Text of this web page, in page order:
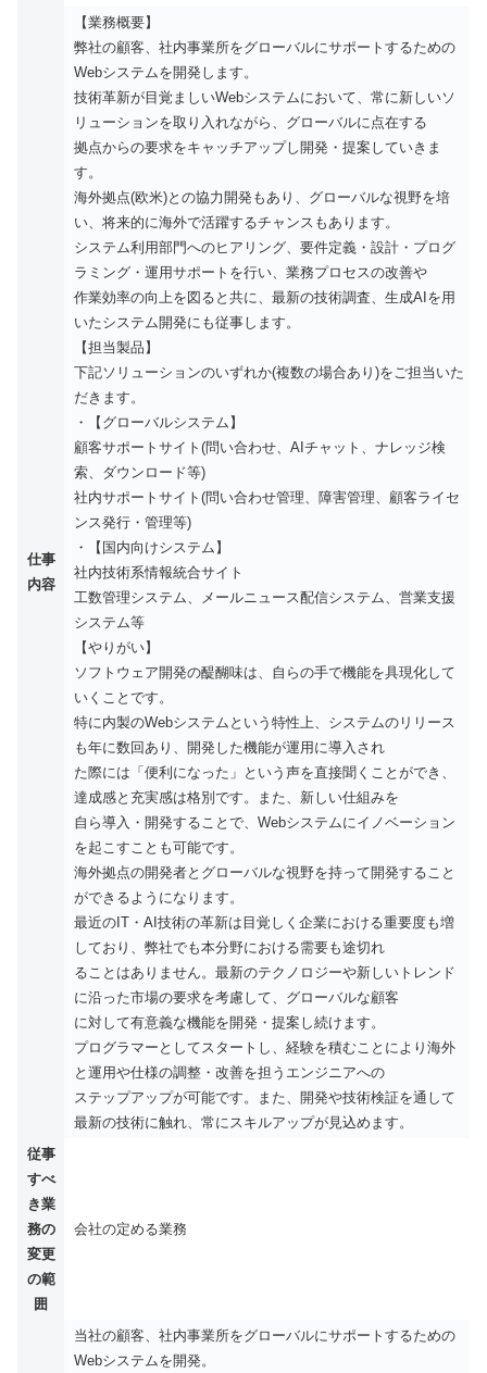
仕事
内容
【業務概要】
弊社の顧客、社内事業所をグローバルにサポートするための
Webシステムを開発します。
技術革新が目覚ましいWebシステムにおいて、常に新しいソ
リューションを取り入れながら、グローバルに点在する
拠点からの要求をキャッチアップし開発・提案していきま
す。
海外拠点(欧米)との協力開発もあり、グローバルな視野を培
い、将来的に海外で活躍するチャンスもあります。
システム利用部門へのヒアリング、要件定義・設計・プログ
ラミング・運用サポートを行い、業務プロセスの改善や
作業効率の向上を図ると共に、最新の技術調査、生成AIを用
いたシステム開発にも従事します。
【担当製品】
下記ソリューションのいずれか(複数の場合あり)をご担当いた
だきます。
・【グローバルシステム】
顧客サポートサイト(問い合わせ、AIチャット、ナレッジ検
索、ダウンロード等)
社内サポートサイト(問い合わせ管理、障害管理、顧客ライセ
ンス発行・管理等)
・【国内向けシステム】
社内技術系情報統合サイト
工数管理システム、メールニュース配信システム、営業支援
システム等
【やりがい】
ソフトウェア開発の醍醐味は、自らの手で機能を具現化して
いくことです。
特に内製のWebシステムという特性上、システムのリリース
も年に数回あり、開発した機能が運用に導入され
た際には「便利になった」という声を直接聞くことができ、
達成感と充実感は格別です。また、新しい仕組みを
自ら導入・開発することで、Webシステムにイノベーション
を起こすことも可能です。
海外拠点の開発者とグローバルな視野を持って開発すること
ができるようになります。
最近のIT・AI技術の革新は目覚しく企業における重要度も増
しており、弊社でも本分野における需要も途切れ
ることはありません。最新のテクノロジーや新しいトレンド
に沿った市場の要求を考慮して、グローバルな顧客
に対して有意義な機能を開発・提案し続けます。
プログラマーとしてスタートし、経験を積むことにより海外
と運用や仕様の調整・改善を担うエンジニアへの
ステップアップが可能です。また、開発や技術検証を通して
最新の技術に触れ、常にスキルアップが見込めます。
従事
すべ
き業
務の
変更
の範
囲
会社の定める業務
当社の顧客、社内事業所をグローバルにサポートするための
Webシステムを開発。